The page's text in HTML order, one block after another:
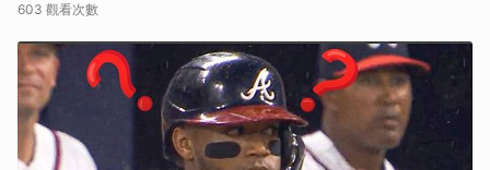
603 觀看次數